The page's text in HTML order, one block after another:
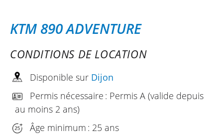
KTM 890 ADVENTURE
CONDITIONS DE LOCATION
Disponible sur Dijon
Permis nécessaire : Permis A (valide depuis
au moins 2 ans)
Âge minimum : 25 ans